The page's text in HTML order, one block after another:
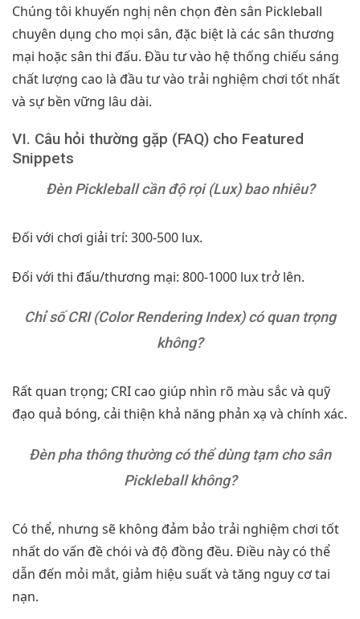
Chúng tôi khuyến nghị nên chọn đèn sân Pickleball
chuyên dụng cho mọi sân, đặc biệt là các sân thương
mại hoặc sân thi đấu. Đầu tư vào hệ thống chiếu sáng
chất lượng cao là đầu tư vào trải nghiệm chơi tốt nhất
và sự bền vững lâu dài.
VI. Câu hỏi thường gặp (FAQ) cho Featured
Snippets
Đèn Pickleball cần độ rọi (Lux) bao nhiêu?
Đối với chơi giải trí: 300-500 lux.
Đối với thi đấu/thương mại: 800-1000 lux trở lên.
Chỉ số CRI (Color Rendering Index) có quan trọng
không?
Rất quan trọng; CRI cao giúp nhìn rõ màu sắc và quỹ
đạo quả bóng, cải thiện khả năng phản xạ và chính xác.
Đèn pha thông thường có thể dùng tạm cho sân
Pickleball không?
Có thể, nhưng sẽ không đảm bảo trải nghiệm chơi tốt
nhất do vấn đề chói và độ đồng đều. Điều này có thể
dẫn đến mỏi mắt, giảm hiệu suất và tăng nguy cơ tai
nạn.